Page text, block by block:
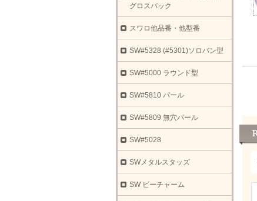
グロスパック
スワロ他品番・他型番
SW#5328 (#5301)ソロバン型
SW#5000 ラウンド型
SW#5810 パール
SW#5809 無穴パール
SW#5028
SWメタルスタッズ
SW ビーチャーム